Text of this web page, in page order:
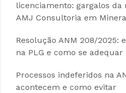
licenciamento: gargalos da
AMJ Consultoria em
Resolução ANM 208/2025:
na PLG e como se adequar
Processos indeferidos na
acontecem e como evitar